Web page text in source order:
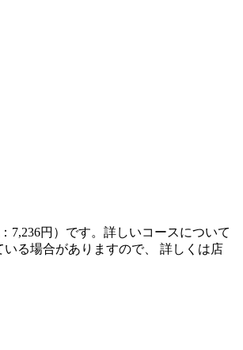
7,236円）です。詳しいコースについて
る場合がありますので、 詳しくは店